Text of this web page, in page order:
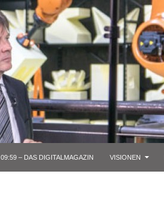
09:59 – DAS DIGITALMAGAZIN VISIONEN